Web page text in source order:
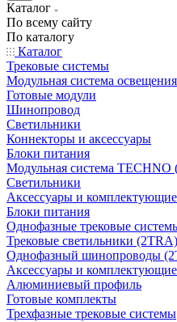
Каталог
По всему сайту
По каталогу
Каталог
Трековые системы
Модульная система
Готовые модули
Шинопровод
Светильники
Коннекторы и аксессуары
Блоки питания
Модульная система TECHNO
Светильники
Аксессуары и комплектующие
Блоки питания
Однофазные трековые
Трековые светильники (2TRA)
Однофазный шинопроводы
Аксессуары и
Алюминиевый профиль
Готовые комплекты
Трехфазные трековые системы